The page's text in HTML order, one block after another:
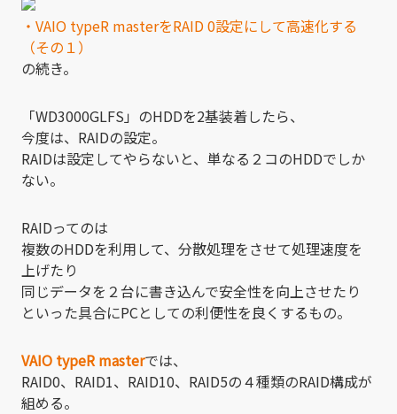
・VAIO typeR masterをRAID 0設定にして高速化する
（その１）
の続き。
「WD3000GLFS」のHDDを2基装着したら、
今度は、RAIDの設定。
RAIDは設定してやらないと、単なる２コのHDDでしか
ない。
RAIDってのは
複数のHDDを利用して、分散処理をさせて処理速度を
上げたり
同じデータを２台に書き込んで安全性を向上させたり
といった具合にPCとしての利便性を良くするもの。
VAIO typeR masterでは、
RAID0、RAID1、RAID10、RAID5の４種類のRAID構成が
組める。